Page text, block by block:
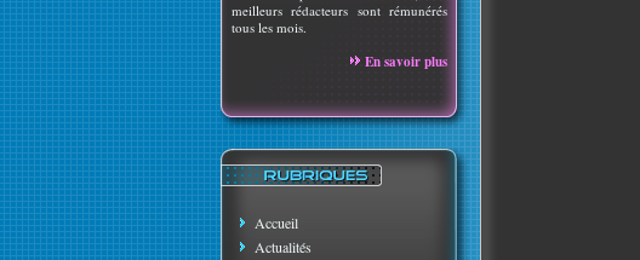
meilleurs rédacteurs sont rémunérés
tous les mois.
En savoir plus
Accueil
Actualités